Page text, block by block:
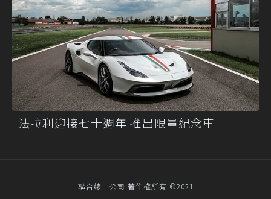
法拉利迎接七十週年 推出限量紀念車
聯合線上公司 著作權所有 ©2021